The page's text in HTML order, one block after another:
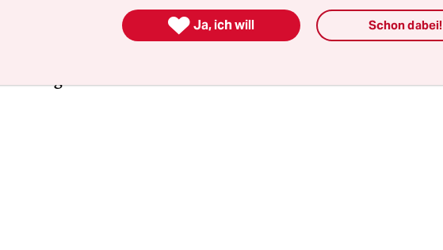
liebt ihre Familie. Man hört diese Liebe in ihrer
immer weicher werdenden Stimme. Aber Christine
 Ja, ich will Schon dabei!